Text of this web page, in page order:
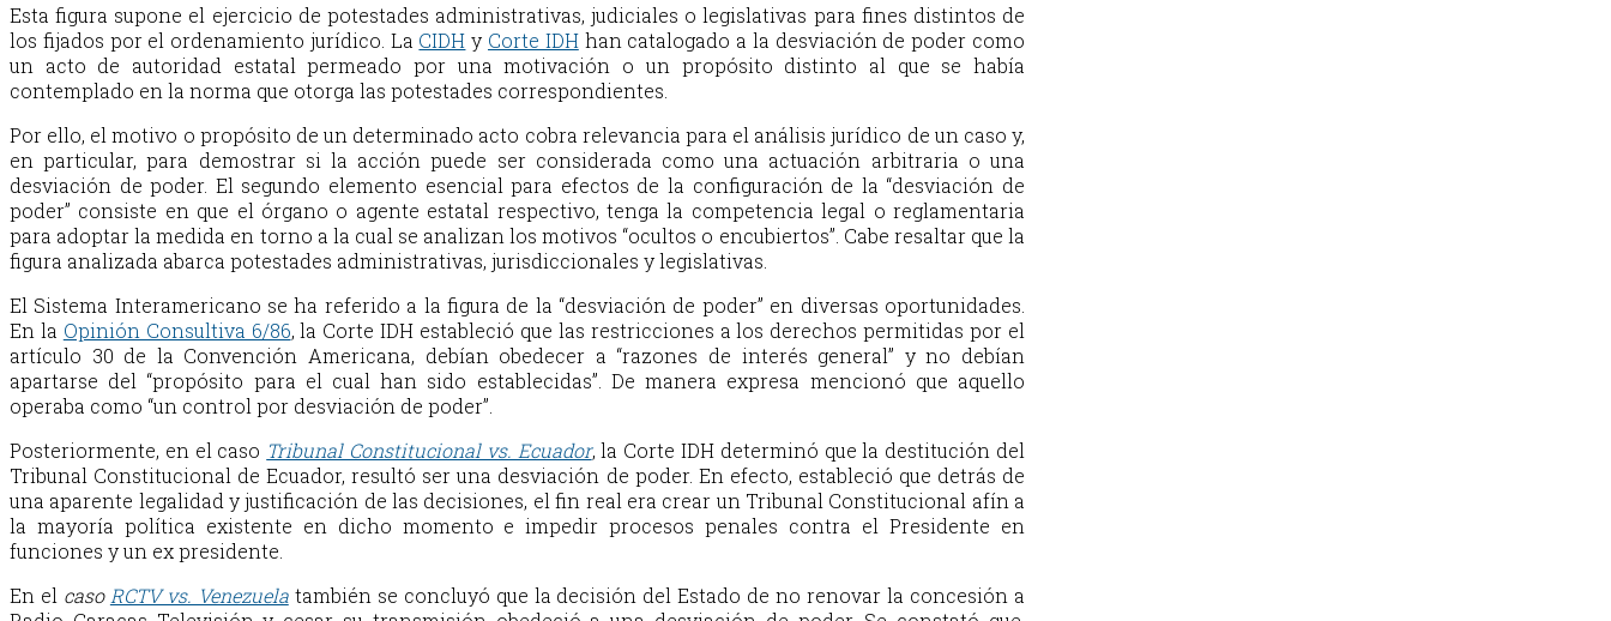
Esta figura supone el ejercicio de potestades administrativas, judiciales o legislativas para fines distintos de
los fijados por el ordenamiento jurídico. La CIDH y Corte IDH han catalogado a la desviación de poder como
un acto de autoridad estatal permeado por una motivación o un propósito distinto al que se había
contemplado en la norma que otorga las potestades correspondientes.
Por ello, el motivo o propósito de un determinado acto cobra relevancia para el análisis jurídico de un caso y,
en particular, para demostrar si la acción puede ser considerada como una actuación arbitraria o una
desviación de poder. El segundo elemento esencial para efectos de la configuración de la “desviación de
poder” consiste en que el órgano o agente estatal respectivo, tenga la competencia legal o reglamentaria
para adoptar la medida en torno a la cual se analizan los motivos “ocultos o encubiertos”. Cabe resaltar que la
figura analizada abarca potestades administrativas, jurisdiccionales y legislativas.
El Sistema Interamericano se ha referido a la figura de la “desviación de poder” en diversas oportunidades.
En la Opinión Consultiva 6/86, la Corte IDH estableció que las restricciones a los derechos permitidas por el
artículo 30 de la Convención Americana, debían obedecer a “razones de interés general” y no debían
apartarse del “propósito para el cual han sido establecidas”. De manera expresa mencionó que aquello
operaba como “un control por desviación de poder”.
Posteriormente, en el caso Tribunal Constitucional vs. Ecuador,la Corte IDH determinó que la destitución del
Tribunal Constitucional de Ecuador, resultó ser una desviación de poder. En efecto, estableció que detrás de
una aparente legalidad y justificación de las decisiones, el fin real era crear un Tribunal Constitucional afín a
la mayoría política existente en dicho momento e impedir procesos penales contra el Presidente en
funciones y un ex presidente.
En el caso RCTV vs. Venezuela también se concluyó que la decisión del Estado de no renovar la concesión a